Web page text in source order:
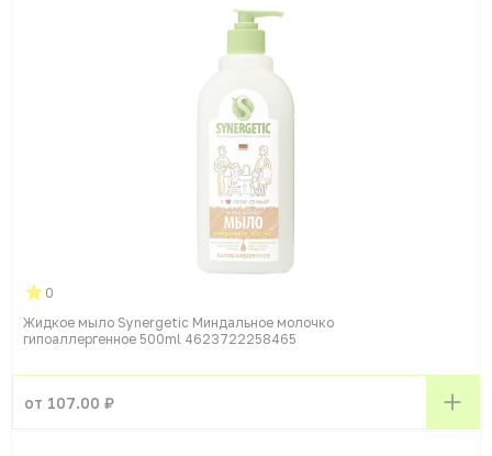
0
Жидкое мыло Synergetic Миндальное молочко
гипоаллергенное 500ml 4623722258465
от 107.00 ₽